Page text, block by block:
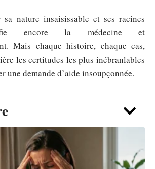
nature insaisissable et ses racines
encore la médecine et
Mais chaque histoire, chaque cas,
les certitudes les plus inébranlables
une demande d’aide insoupçonnée.